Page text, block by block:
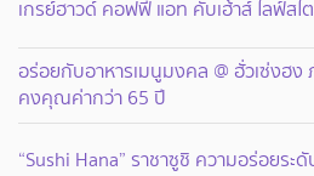
เกรย์ฮาวด์ คอฟฟี่ แอท คับเฮ้าส์ ไลฟ์สไ
อร่อยกับอาหารเมนูมงคล @ ฮั่วเซ่งฮง
คงคุณค่ากว่า 65 ปี
“Sushi Hana” ราชาซูชิ ความอร่อยระ